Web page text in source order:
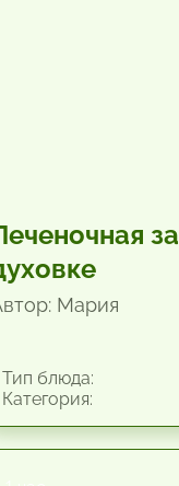
Мария
блюда: